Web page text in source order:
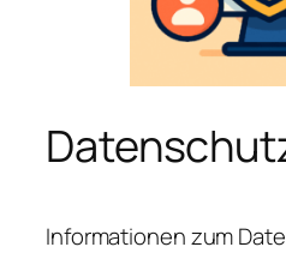
Informationen zum